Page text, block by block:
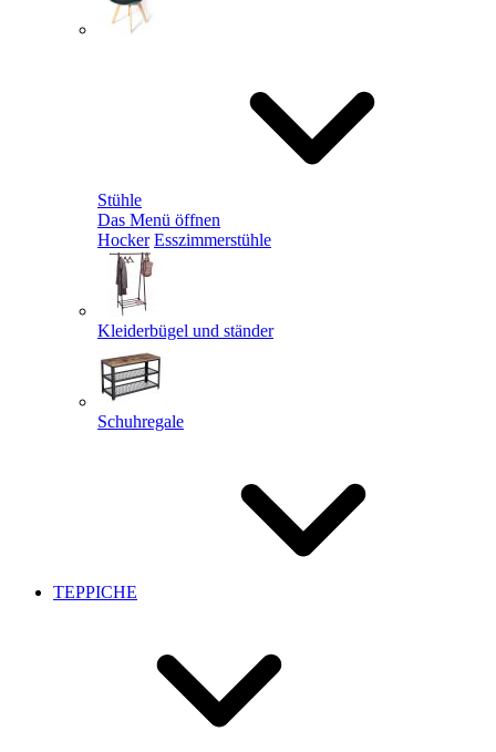
Stühle
Das Menü öffnen
Hocker Esszimmerstühle
Kleiderbügel und ständer
Schuhregale
TEPPICHE